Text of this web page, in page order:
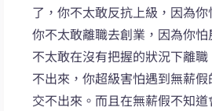
了，你不太敢反抗上級，因為你
你不太敢離職去創業，因為你
不太敢在沒有把握的狀況下離
不出來，你超級害怕遇到無薪
交不出來。而且在無薪假不知